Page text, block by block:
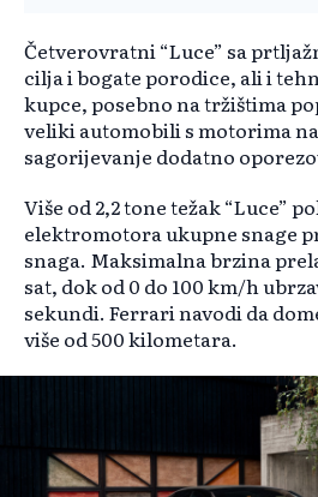
Četverovratni “Luce” sa
cilja i bogate porodice, ali i
kupce, posebno na tržištima
veliki automobili s motorima
sagorijevanje dodatno
Više od 2,2 tone težak “Luce”
elektromotora ukupne snage
snaga. Maksimalna brzina
sat, dok od 0 do 100 km/h
sekundi. Ferrari navodi da
više od 500 kilometara.